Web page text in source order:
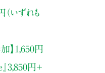
いずれも
】1,650円
3,850円＋